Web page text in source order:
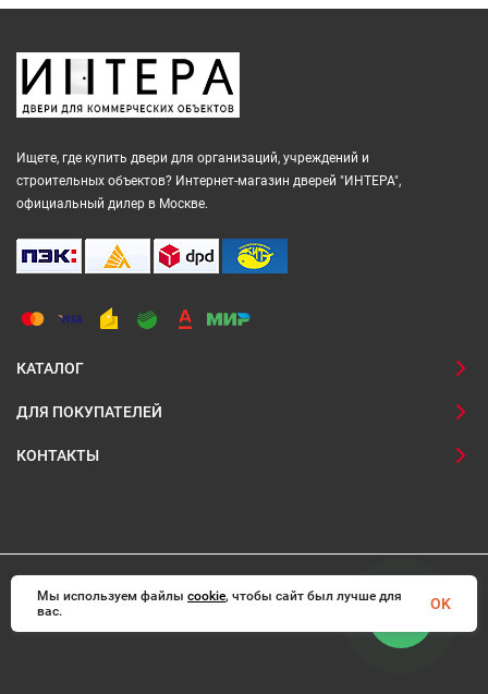
Ищете, где купить двери для организаций, учреждений и
строительных объектов? Интернет-магазин дверей "ИНТЕРА",
официальный дилер в Москве.
КАТАЛОГ
ДЛЯ ПОКУПАТЕЛЕЙ
КОНТАКТЫ
© 2008-2026 Interadoors.ru Все права защищены
Мы используем файлы cookie, чтобы сайт был лучше для
вас.
OK